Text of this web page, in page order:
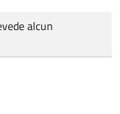
alcun